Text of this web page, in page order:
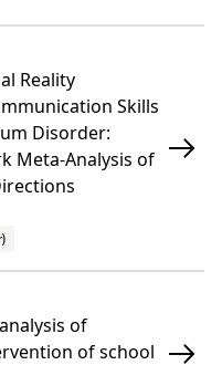
Reality
Skills
Disorder:
Meta-Analysis of
of
of school